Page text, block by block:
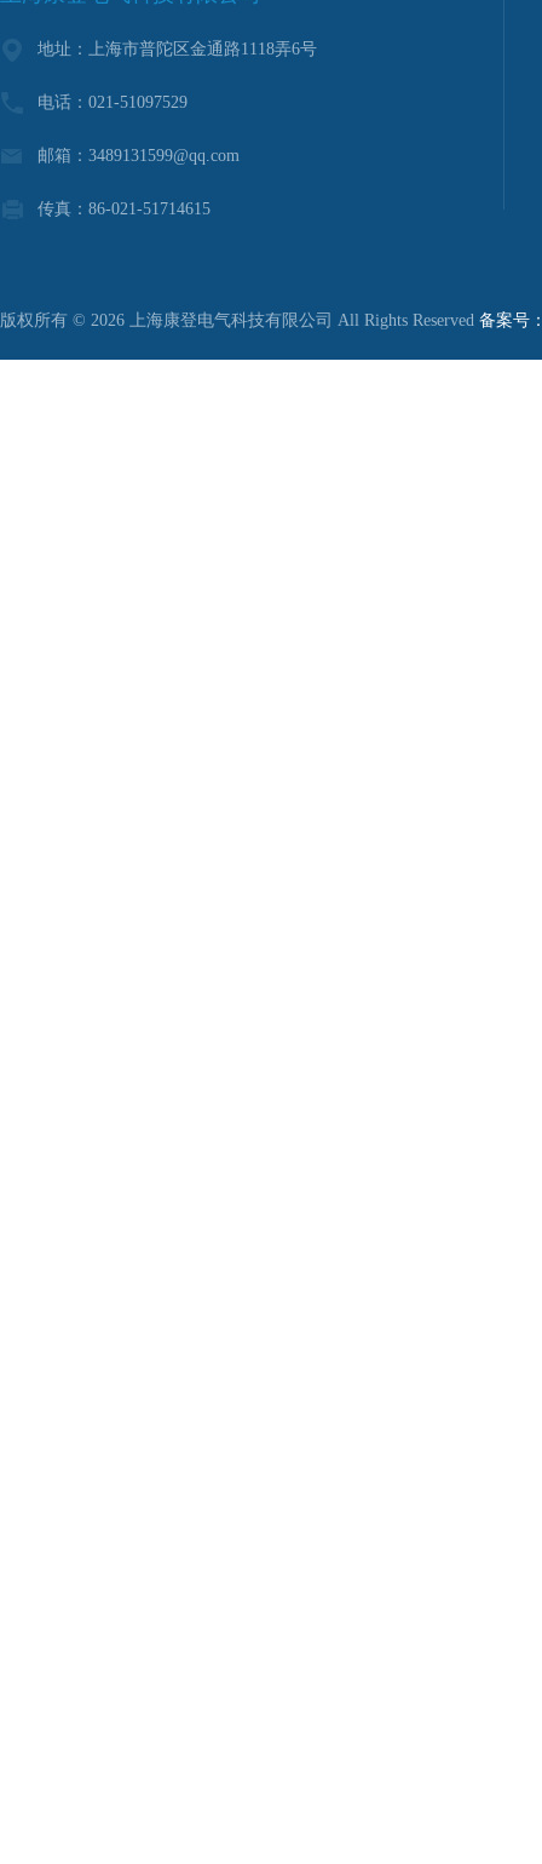
地址：上海市普陀区金通路1118弄6号
电话：021-51097529
邮箱：3489131599@qq.com
传真：86-021-51714615
版权所有 © 2026 上海康登电气科技有限公司 All Rights Reserved 备案号